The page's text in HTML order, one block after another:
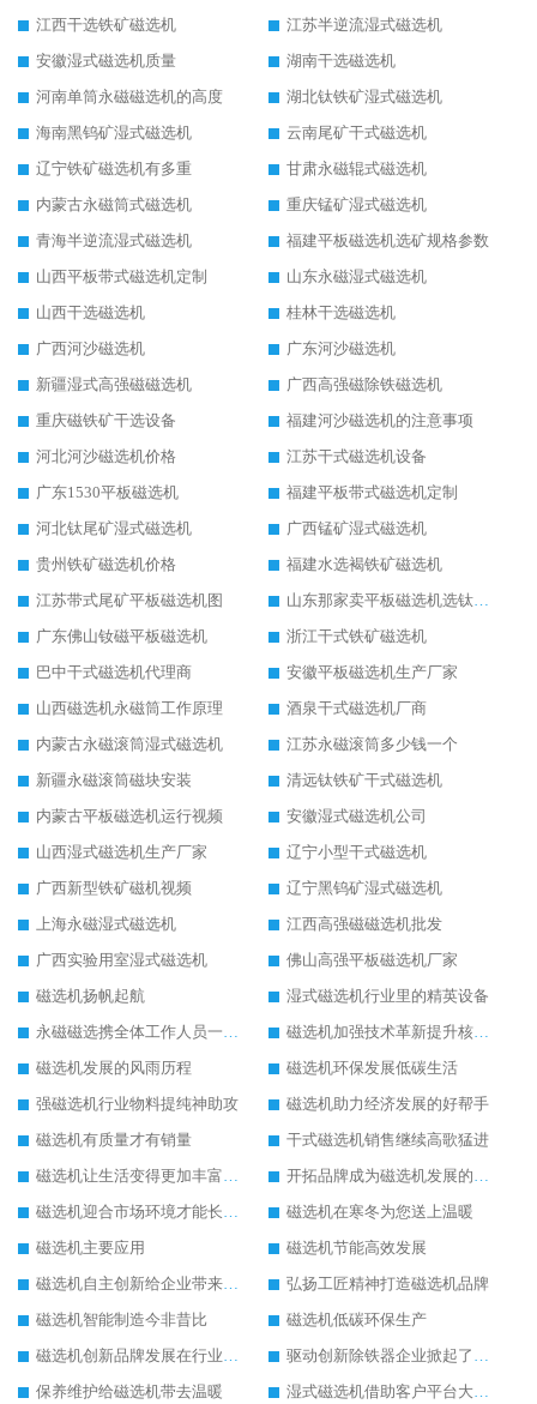
江西干选铁矿磁选机
江苏半逆流湿式磁选机
安徽湿式磁选机质量
湖南干选磁选机
河南单筒永磁磁选机的高度
湖北钛铁矿湿式磁选机
海南黑钨矿湿式磁选机
云南尾矿干式磁选机
辽宁铁矿磁选机有多重
甘肃永磁辊式磁选机
内蒙古永磁筒式磁选机
重庆锰矿湿式磁选机
青海半逆流湿式磁选机
福建平板磁选机选矿规格参数
山西平板带式磁选机定制
山东永磁湿式磁选机
山西干选磁选机
桂林干选磁选机
广西河沙磁选机
广东河沙磁选机
新疆湿式高强磁磁选机
广西高强磁除铁磁选机
重庆磁铁矿干选设备
福建河沙磁选机的注意事项
河北河沙磁选机价格
江苏干式磁选机设备
广东1530平板磁选机
福建平板带式磁选机定制
河北钛尾矿湿式磁选机
广西锰矿湿式磁选机
贵州铁矿磁选机价格
福建水选褐铁矿磁选机
江苏带式尾矿平板磁选机图
山东那家卖平板磁选机选钛矿用
广东佛山钕磁平板磁选机
浙江干式铁矿磁选机
巴中干式磁选机代理商
安徽平板磁选机生产厂家
山西磁选机永磁筒工作原理
酒泉干式磁选机厂商
内蒙古永磁滚筒湿式磁选机
江苏永磁滚筒多少钱一个
新疆永磁滚筒磁块安装
清远钛铁矿干式磁选机
内蒙古平板磁选机运行视频
安徽湿式磁选机公司
山西湿式磁选机生产厂家
辽宁小型干式磁选机
广西新型铁矿磁机视频
辽宁黑钨矿湿式磁选机
上海永磁湿式磁选机
江西高强磁磁选机批发
广西实验用室湿式磁选机
佛山高强平板磁选机厂家
磁选机扬帆起航
湿式磁选机行业里的精英设备
永磁磁选携全体工作人员一起闯
磁选机加强技术革新提升核心竞争力
磁选机发展的风雨历程
磁选机环保发展低碳生活
强磁选机行业物料提纯神助攻
磁选机助力经济发展的好帮手
磁选机有质量才有销量
干式磁选机销售继续高歌猛进
磁选机让生活变得更加丰富多彩
开拓品牌成为磁选机发展的有效武器
磁选机迎合市场环境才能长远发展
磁选机在寒冬为您送上温暖
磁选机主要应用
磁选机节能高效发展
磁选机自主创新给企业带来了阳光
弘扬工匠精神打造磁选机品牌
磁选机智能制造今非昔比
磁选机低碳环保生产
磁选机创新品牌发展在行业的顶端
驱动创新除铁器企业掀起了发展风暴
保养维护给磁选机带去温暖
湿式磁选机借助客户平台大放异彩